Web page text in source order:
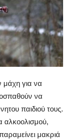
μάχη για να
να
παιδιού τους.
αλκοολισμού,
μακριά